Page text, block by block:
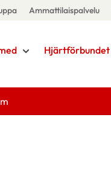
Ammattilaispalvelu
Hjärtförbundet